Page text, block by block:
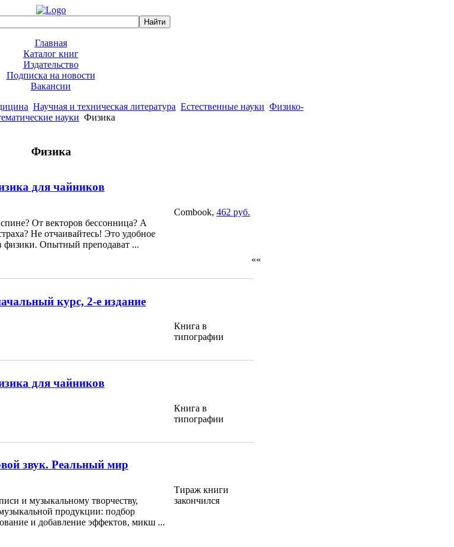
Главная
Каталог книг
Издательство
Подписка на новости
Вакансии
Научная и техническая литература Естественные науки Физико-
науки Физика
Физика
для чайников
От векторов бессонница? А
Не отчаивайтесь! Это удобное
физики. Опытный преподават ...
Combook, 462 руб.
курс, 2-е издание
Книга в
типографии
для чайников
Книга в
типографии
звук. Реальный мир
и музыкальному творчеству,
продукции: подбор
и добавление эффектов, микш ...
Тираж книги
закончился
««